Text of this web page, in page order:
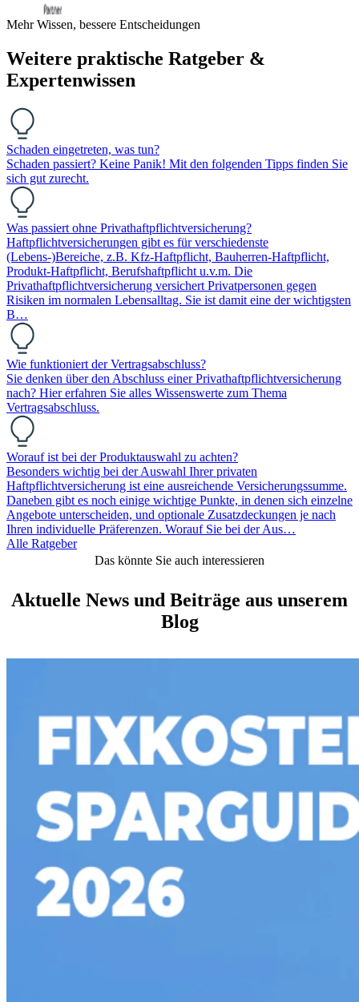
Mehr Wissen, bessere Entscheidungen
Weitere praktische Ratgeber &
Expertenwissen
Schaden eingetreten, was tun?
Schaden passiert? Keine Panik! Mit den folgenden Tipps finden Sie
sich gut zurecht.
Was passiert ohne Privathaftpflichtversicherung?
Haftpflichtversicherungen gibt es für verschiedenste
(Lebens-)Bereiche, z.B. Kfz-Haftpflicht, Bauherren-Haftpflicht,
Produkt-Haftpflicht, Berufshaftpflicht u.v.m. Die
Privathaftpflichtversicherung versichert Privatpersonen gegen
Risiken im normalen Lebensalltag. Sie ist damit eine der wichtigsten
B…
Wie funktioniert der Vertragsabschluss?
Sie denken über den Abschluss einer Privathaftpflichtversicherung
nach? Hier erfahren Sie alles Wissenswerte zum Thema
Vertragsabschluss.
Worauf ist bei der Produktauswahl zu achten?
Besonders wichtig bei der Auswahl Ihrer privaten
Haftpflichtversicherung ist eine ausreichende Versicherungssumme.
Daneben gibt es noch einige wichtige Punkte, in denen sich einzelne
Angebote unterscheiden, und optionale Zusatzdeckungen je nach
Ihren individuelle Präferenzen. Worauf Sie bei der Aus…
Alle Ratgeber
Das könnte Sie auch interessieren
Aktuelle News und Beiträge aus unserem
Blog